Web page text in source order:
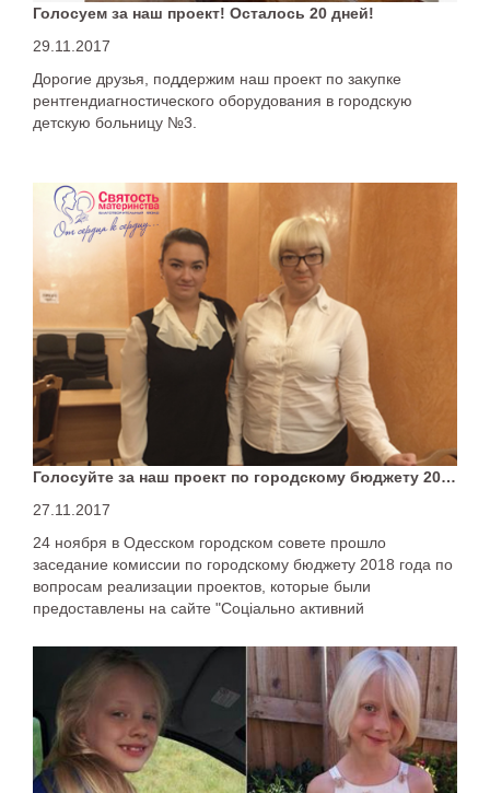
Голосуем за наш проект! Осталось 20 дней!
29.11.2017
Дорогие друзья, поддержим наш проект по закупке
рентгендиагностического оборудования в городскую
детскую больницу №3.
Голосуйте за наш проект по городскому бюджету 2018
27.11.2017
24 ноября в Одесском городском совете прошло
заседание комиссии по городскому бюджету 2018 года по
вопросам реализации проектов, которые были
предоставлены на сайте "Соціально активний